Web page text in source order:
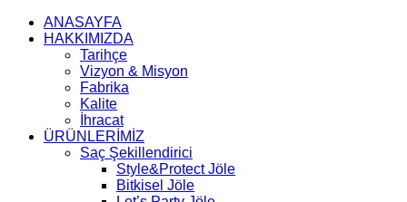
ANASAYFA
HAKKIMIZDA
Tarihçe
Vizyon & Misyon
Fabrika
Kalite
İhracat
ÜRÜNLERİMİZ
Saç Şekillendirici
Style&Protect Jöle
Bitkisel Jöle